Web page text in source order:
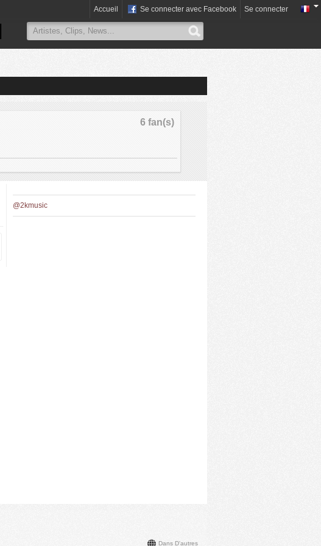
Accueil Se connecter avec Facebook Se connecter
6 fan(s)
@2kmusic
Dans D'autres